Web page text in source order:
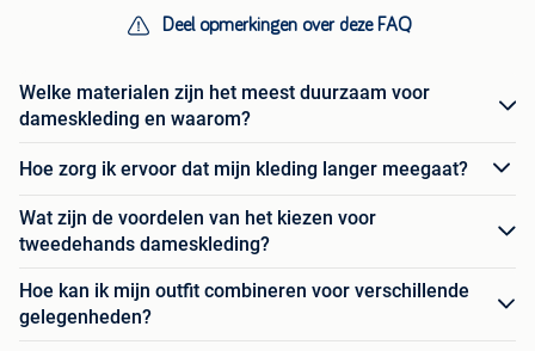
Deel opmerkingen over deze FAQ
Welke materialen zijn het meest duurzaam voor
dameskleding en waarom?
Hoe zorg ik ervoor dat mijn kleding langer meegaat?
Wat zijn de voordelen van het kiezen voor
tweedehands dameskleding?
Hoe kan ik mijn outfit combineren voor verschillende
gelegenheden?